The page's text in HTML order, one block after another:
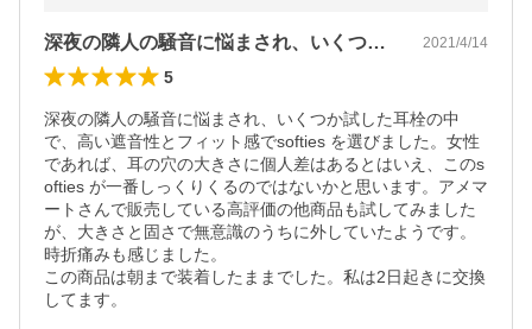
深夜の隣人の騒音に悩まされ、いくつか試… 2021/4/14
5
深夜の隣人の騒音に悩まされ、いくつか試した耳栓の中
で、高い遮音性とフィット感でsofties を選びました。女性
であれば、耳の穴の大きさに個人差はあるとはいえ、このs
ofties が一番しっくりくるのではないかと思います。アメマ
ートさんで販売している高評価の他商品も試してみました
が、大きさと固さで無意識のうちに外していたようです。
時折痛みも感じました。
この商品は朝まで装着したままでした。私は2日起きに交換
してます。